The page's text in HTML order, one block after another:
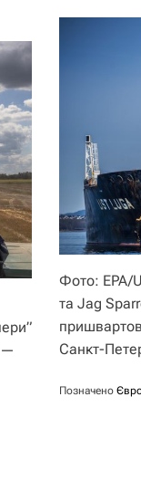
—
Фото: EPA/
та Jag
Санкт-
Позначено